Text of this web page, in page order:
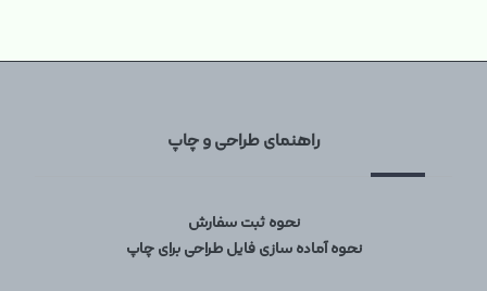
راهنمای طراحی و چاپ
نحوه ثبت سفارش
نحوه آماده سازی فایل طراحی برای چاپ